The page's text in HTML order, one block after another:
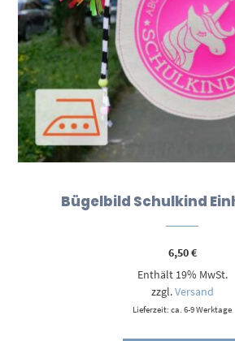
Bügelbild Schulkind
6,50€
Enthält 19% MwSt.
zzgl.Versand
Lieferzeit: ca. 6-9 Werktage